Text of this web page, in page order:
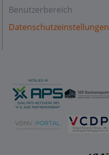
Benutzerbereich
Datenschutzeinstellungen